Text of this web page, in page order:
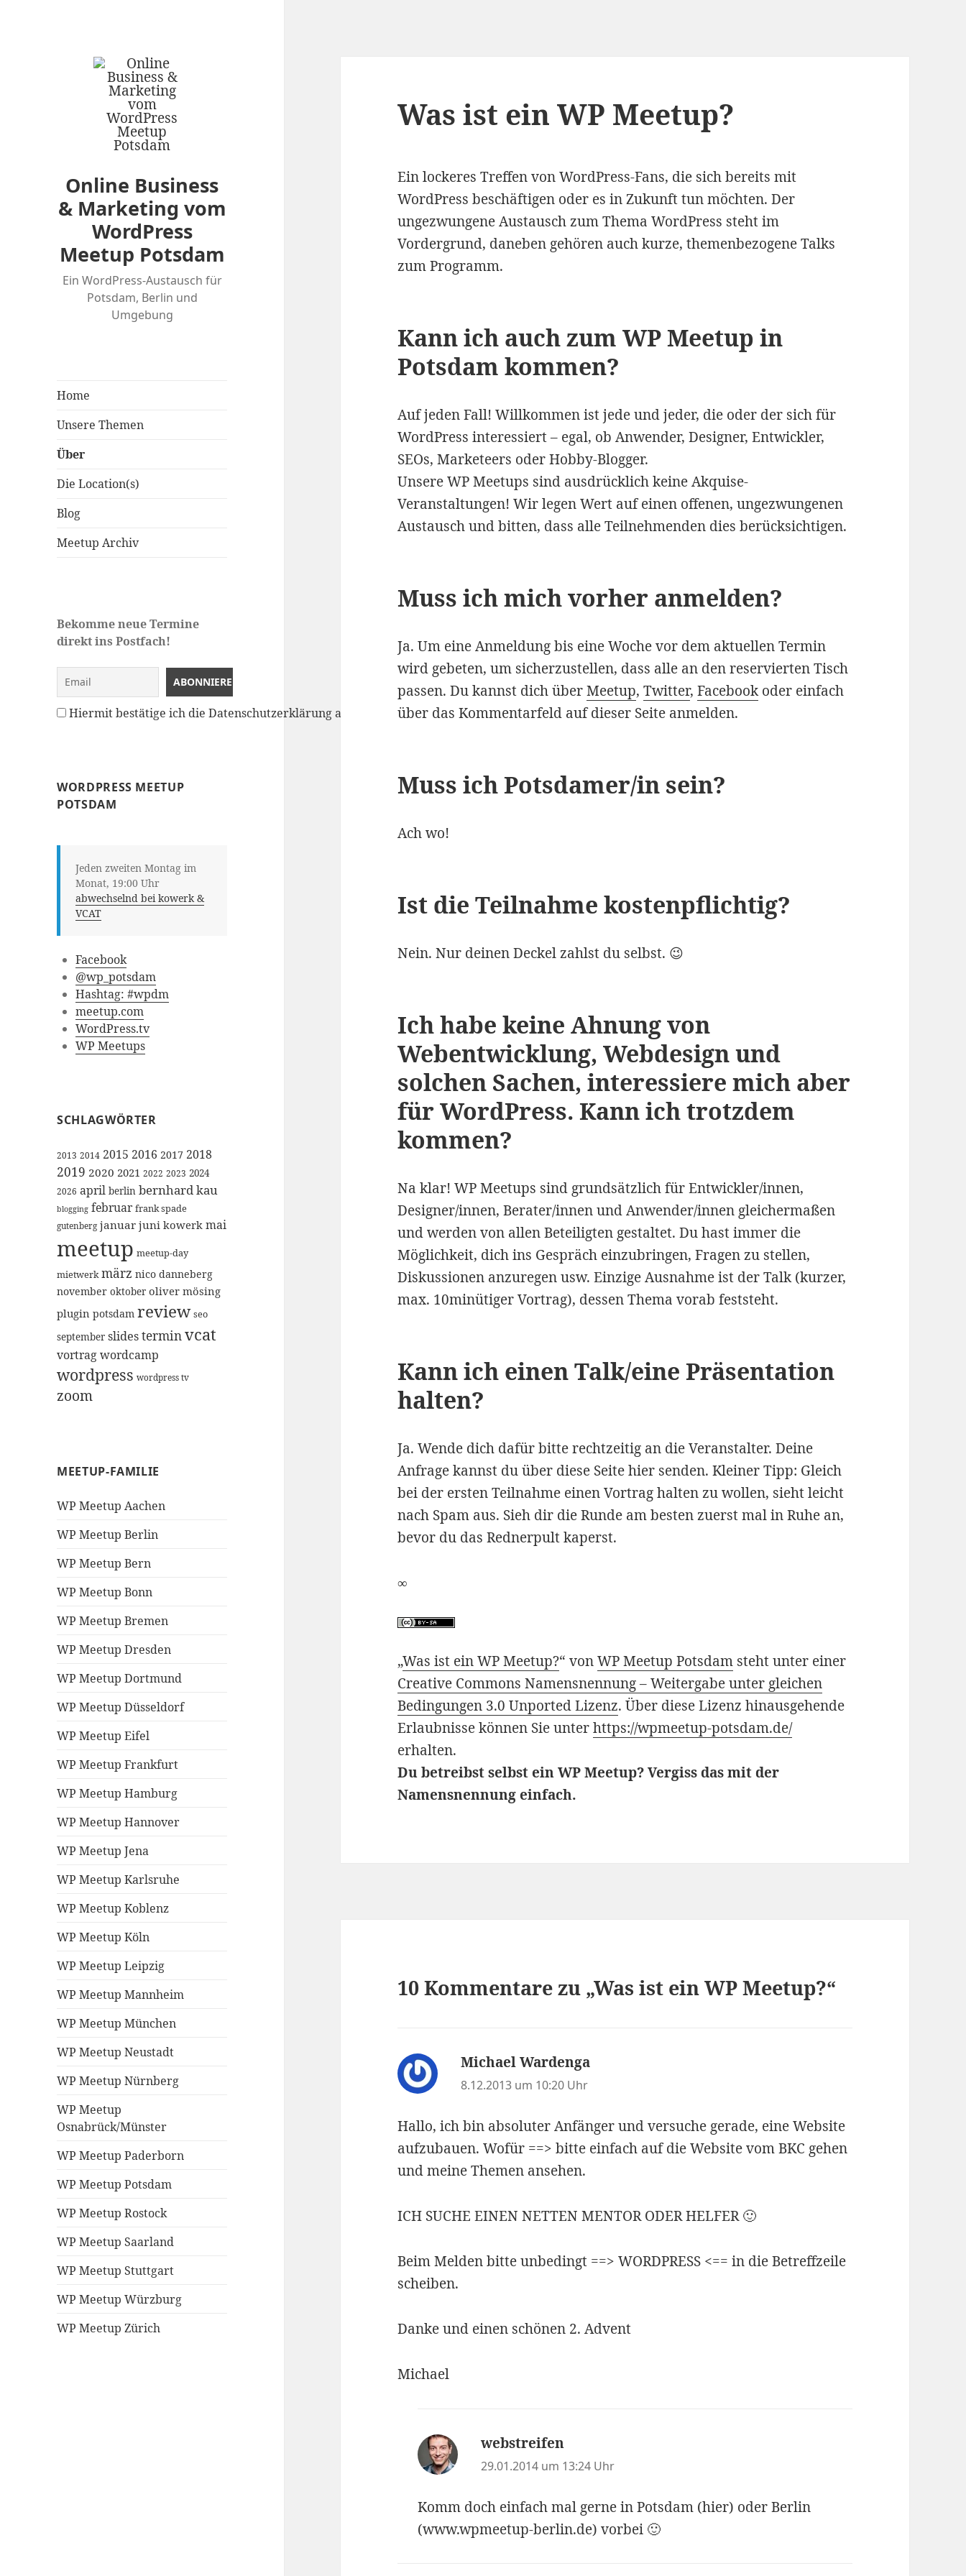
Online Business
& Marketing vom
WordPress
Meetup Potsdam
Ein WordPress-Austausch für
Potsdam, Berlin und
Umgebung
Home
Unsere Themen
Über
Die Location(s)
Blog
Meetup Archiv
Bekomme neue Termine
direkt ins Postfach!
Hiermit bestätige ich die Datenschutzerklärung anzunehmen
WORDPRESS MEETUP
POTSDAM
Jeden zweiten Montag im
Monat, 19:00 Uhr
abwechselnd bei kowerk &
VCAT
Facebook
@wp_potsdam
Hashtag: #wpdm
meetup.com
WordPress.tv
WP Meetups
SCHLAGWÖRTER
2013 2014 2015 2016 2017 2018
2019 2020 2021 2022 2023 2024
2026 april berlin bernhard kau
blogging februar frank spade
gutenberg januar juni kowerk mai
meetup meetup-day
mietwerk märz nico danneberg
november oktober oliver mösing
plugin potsdam review seo
september slidesterminvcat
vortragwordcamp
wordpress wordpress tv
zoom
MEETUP-FAMILIE
WP Meetup Aachen
WP Meetup Berlin
WP Meetup Bern
WP Meetup Bonn
WP Meetup Bremen
WP Meetup Dresden
WP Meetup Dortmund
WP Meetup Düsseldorf
WP Meetup Eifel
WP Meetup Frankfurt
WP Meetup Hamburg
WP Meetup Hannover
WP Meetup Jena
WP Meetup Karlsruhe
WP Meetup Koblenz
WP Meetup Köln
WP Meetup Leipzig
WP Meetup Mannheim
WP Meetup München
WP Meetup Neustadt
WP Meetup Nürnberg
WP Meetup
Osnabrück/Münster
WP Meetup Paderborn
WP Meetup Potsdam
WP Meetup Rostock
WP Meetup Saarland
WP Meetup Stuttgart
WP Meetup Würzburg
WP Meetup Zürich
Was ist ein WP Meetup?
Ein lockeres Treffen von WordPress-Fans, die sich bereits mit
WordPress beschäftigen oder es in Zukunft tun möchten. Der
ungezwungene Austausch zum Thema WordPress steht im
Vordergrund, daneben gehören auch kurze, themenbezogene Talks
zum Programm.
Kann ich auch zum WP Meetup in
Potsdam kommen?
Auf jeden Fall! Willkommen ist jede und jeder, die oder der sich für
WordPress interessiert – egal, ob Anwender, Designer, Entwickler,
SEOs, Marketeers oder Hobby-Blogger.
Unsere WP Meetups sind ausdrücklich keine Akquise-
Veranstaltungen! Wir legen Wert auf einen offenen, ungezwungenen
Austausch und bitten, dass alle Teilnehmenden dies berücksichtigen.
Muss ich mich vorher anmelden?
Ja. Um eine Anmeldung bis eine Woche vor dem aktuellen Termin
wird gebeten, um sicherzustellen, dass alle an den reservierten Tisch
passen. Du kannst dich überMeetup,Twitter,Facebookoder einfach
über das Kommentarfeld auf dieser Seite anmelden.
Muss ich Potsdamer/in sein?
Ach wo!
Ist die Teilnahme kostenpflichtig?
Nein. Nur deinen Deckel zahlst du selbst. 😉
Ich habe keine Ahnung von
Webentwicklung, Webdesign und
solchen Sachen, interessiere mich aber
für WordPress. Kann ich trotzdem
kommen?
Na klar! WP Meetups sind grundsätzlich für Entwickler/innen,
Designer/innen, Berater/innen und Anwender/innen gleichermaßen
und werden von allen Beteiligten gestaltet. Du hast immer die
Möglichkeit, dich ins Gespräch einzubringen, Fragen zu stellen,
Diskussionen anzuregen usw. Einzige Ausnahme ist der Talk (kurzer,
max. 10minütiger Vortrag), dessen Thema vorab feststeht.
Kann ich einen Talk/eine Präsentation
halten?
Ja. Wende dich dafür bitte rechtzeitig an die Veranstalter. Deine
Anfrage kannst du über diese Seite hier senden. Kleiner Tipp: Gleich
bei der ersten Teilnahme einen Vortrag halten zu wollen, sieht leicht
nach Spam aus. Sieh dir die Runde am besten zuerst mal in Ruhe an,
bevor du das Rednerpult kaperst.
∞
„Was ist ein WP Meetup?“ vonWP Meetup Potsdam steht unter einer
Creative Commons Namensnennung – Weitergabe unter gleichen
Bedingungen 3.0 Unported Lizenz. Über diese Lizenz hinausgehende
Erlaubnisse können Sie unterhttps://wpmeetup-potsdam.de/
erhalten.
Du betreibst selbst ein WP Meetup? Vergiss das mit der
Namensnennung einfach.
10 Kommentare zu „Was ist ein WP Meetup?“
Michael Wardenga
8.12.2013 um 10:20 Uhr
Hallo, ich bin absoluter Anfänger und versuche gerade, eine Website
aufzubauen. Wofür ==> bitte einfach auf die Website vom BKC gehen
und meine Themen ansehen.
ICH SUCHE EINEN NETTEN MENTOR ODER HELFER 🙂
Beim Melden bitte unbedingt ==> WORDPRESS <== in die Betreffzeile
scheiben.
Danke und einen schönen 2. Advent
Michael
webstreifen
29.01.2014 um 13:24 Uhr
Komm doch einfach mal gerne in Potsdam (hier) oder Berlin
(www.wpmeetup-berlin.de) vorbei 🙂